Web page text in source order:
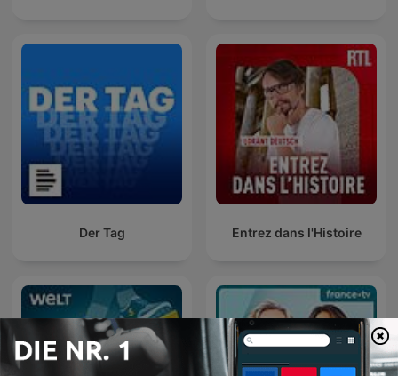
Der Tag Entrez dans l'Histoire